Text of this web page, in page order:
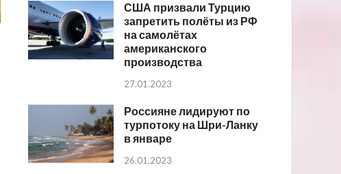
США призвали Турцию
запретить полёты из РФ
на самолётах
американского
производства
27.01.2023
Россияне лидируют по
турпотоку на Шри-Ланку
в январе
26.01.2023